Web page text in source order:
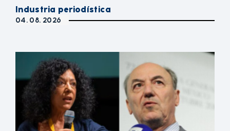
Industria periodística
04. 08. 2026